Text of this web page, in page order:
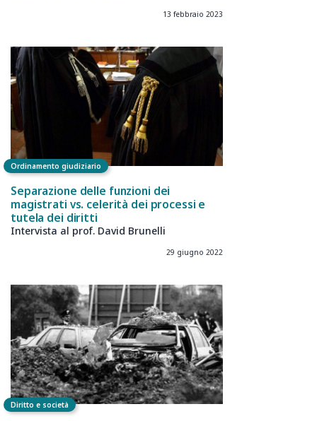
13 febbraio 2023
Ordinamento giudiziario
Separazione delle funzioni dei
magistrati vs. celerità dei processi e
tutela dei diritti
Intervista al prof. David Brunelli
29 giugno 2022
Diritto e società